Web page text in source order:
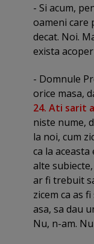
- Si acum,
oameni care
decat. Noi.
exista
- Domnule
orice masa,
24. Ati sarit
niste nume,
la noi, cum
ca la
alte
ar fi trebuit
zicem ca as
asa, sa dau
Nu, n-am.